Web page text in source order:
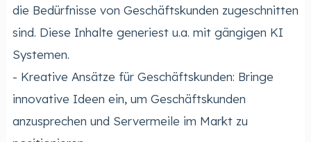
die Bedürfnisse von Geschäftskunden zugeschnitten
sind. Diese Inhalte generiest u.a. mit gängigen KI
Systemen.
- Kreative Ansätze für Geschäftskunden: Bringe
innovative Ideen ein, um Geschäftskunden
anzusprechen und Servermeile im Markt zu